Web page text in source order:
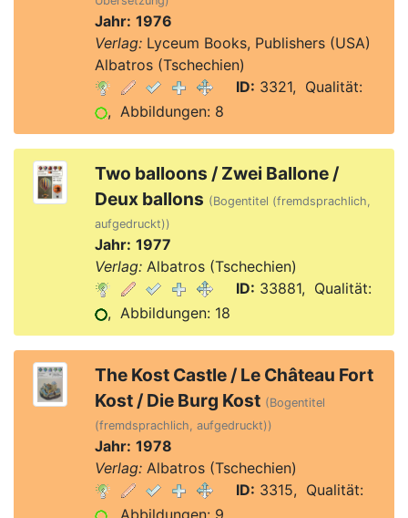
Jahr: 1976
Verlag:Lyceum Books, Publishers (USA)
Albatros (Tschechien)
ID: 3321, Qualität:
, Abbildungen: 8
Two balloons / Zwei Ballone /
Deux ballons (Bogentitel (fremdsprachlich,
aufgedruckt))
Jahr: 1977
Verlag:Albatros (Tschechien)
ID: 33881, Qualität:
, Abbildungen: 18
The Kost Castle / Le Château Fort
Kost / Die Burg Kost (Bogentitel
(fremdsprachlich, aufgedruckt))
Jahr: 1978
Verlag:Albatros (Tschechien)
ID: 3315, Qualität:
, Abbildungen: 9